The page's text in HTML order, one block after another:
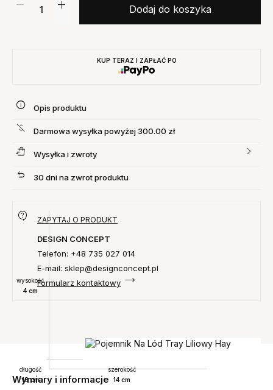
Dodaj do koszyka
KUP TERAZ I ZAPŁAĆ PO
Opis produktu
Darmowa wysyłka powyżej 300.00 zł
Wysyłka i zwroty
30 dni na zwrot produktu
ZAPYTAJ O PRODUKT
DESIGN CONCEPT
Telefon: +48 735 027 014
E-mail: sklep@designconcept.pl
Formularz kontaktowy
Wymiary i informacje
wysokość
4 cm
szerokość
14 cm
długość
18 cm